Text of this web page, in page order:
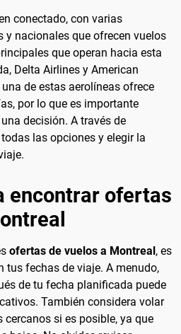
conectado, con varias
y nacionales que ofrecen vuelos
que operan hacia esta
Delta Airlines y American
de estas aerolíneas ofrece
por lo que es importante
decisión. A través de
las opciones y elegir la
encontrar ofertas
ofertas de vuelos a Montreal , es
tus fechas de viaje. A menudo,
de tu fecha planificada puede
También considera volar
si es posible, ya que